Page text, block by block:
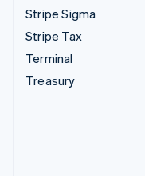
Stripe Sigma
Stripe Tax
Terminal
Treasury